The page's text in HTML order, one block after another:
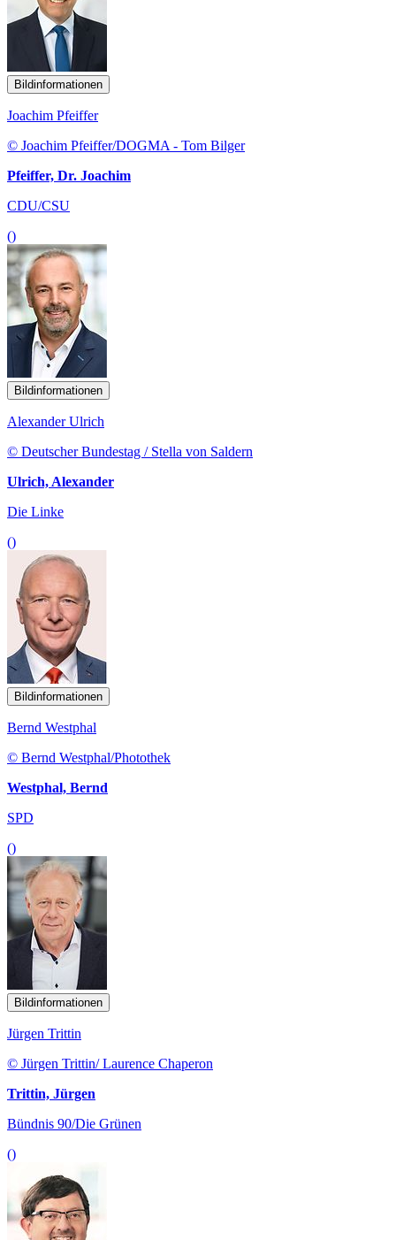
Bildinformationen
Joachim Pfeiffer
© Joachim Pfeiffer/DOGMA - Tom Bilger
Pfeiffer, Dr. Joachim
CDU/CSU
()
Bildinformationen
Alexander Ulrich
© Deutscher Bundestag / Stella von Saldern
Ulrich, Alexander
Die Linke
()
Bildinformationen
Bernd Westphal
© Bernd Westphal/Photothek
Westphal, Bernd
SPD
()
Bildinformationen
Jürgen Trittin
© Jürgen Trittin/ Laurence Chaperon
Trittin, Jürgen
Bündnis 90/Die Grünen
()